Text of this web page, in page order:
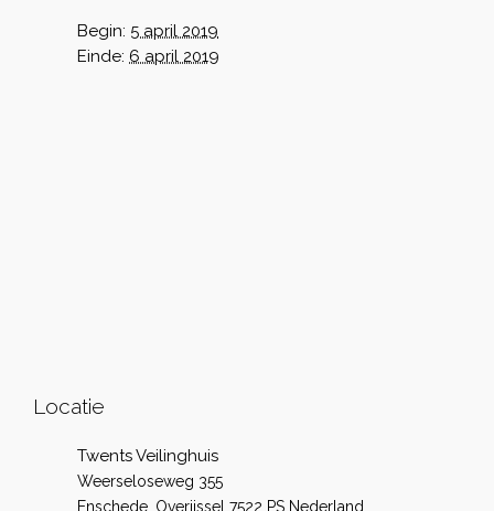
Begin: 5 april 2019
Einde: 6 april 2019
Locatie
Twents Veilinghuis
Weerseloseweg 355
Enschede Overijssel 7522 PS Nederland